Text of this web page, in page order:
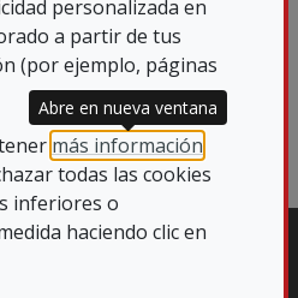
personalizada en
a partir de tus
(por ejemplo, páginas
más información
todas las cookies
inferiores o
haciendo clic en
Abre en nueva ventana
UP.mp3MP3